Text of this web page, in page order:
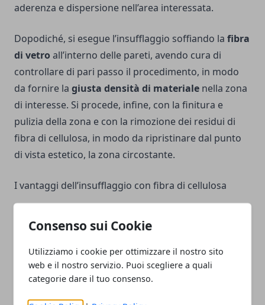
Consenso sui Cookie
Utilizziamo i cookie per ottimizzare il nostro sito
web e il nostro servizio. Puoi scegliere a quali
categorie dare il tuo consenso.
aderenza e dispersione nell’area interessata.
Dopodiché, si esegue l’insufflaggio soffiando la fibra
di vetro all’interno delle pareti, avendo cura di
controllare di pari passo il procedimento, in modo
da fornire la giusta densità di materiale nella zona
di interesse. Si procede, infine, con la finitura e
pulizia della zona e con la rimozione dei residui di
fibra di cellulosa, in modo da ripristinare dal punto
di vista estetico, la zona circostante.
I vantaggi dell’insufflaggio con fibra di cellulosa
procedimento molto innovativo e ricco di vantaggi
per l’isolamento termico e acustico degli edifici.
Il primo vantaggio che sentiamo di citare, dunque,
riguarda proprio questo aspetto. Trattandosi di un